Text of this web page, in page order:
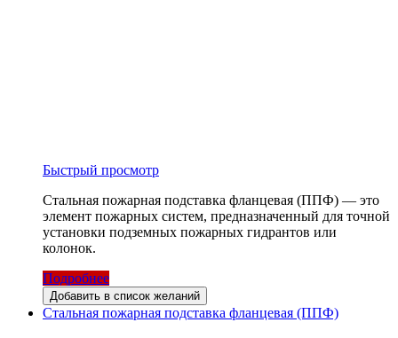
Быстрый просмотр
Стальная пожарная подставка фланцевая (ППФ) — это
элемент пожарных систем, предназначенный для точной
установки подземных пожарных гидрантов или
колонок.
Подробнее
Добавить в список желаний
Стальная пожарная подставка фланцевая (ППФ)